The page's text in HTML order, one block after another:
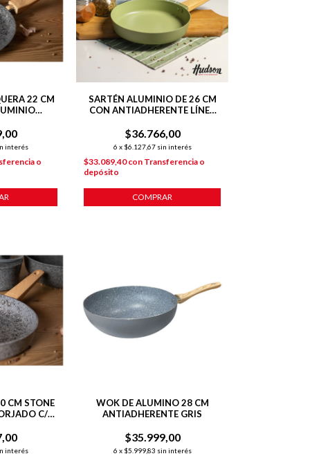
22 CM
interés
o
SARTÉN ALUMINIO DE 26 CM
CON ANTIADHERENTE LÍNEA
$36.766,00
6 x $6.127,67 sin interés
$33.089,40con Transferencia o
depósito
COMPRAR
CM STONE
C/
interés
WOK DE ALUMINO 28 CM
ANTIADHERENTE GRIS
$35.999,00
6 x $5.999,83 sin interés